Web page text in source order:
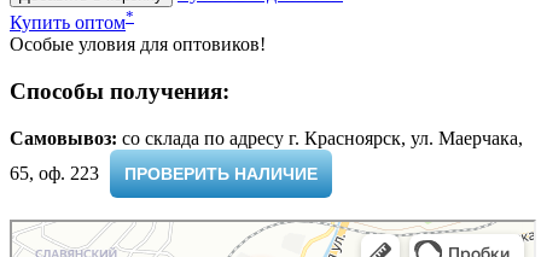
Купить оптом*
Особые уловия для оптовиков!
Способы получения:
Самовывоз: cо склада по адресу г. Красноярск, ул. Маерчака,
65, оф. 223 ​
ПРОВЕРИТЬ НАЛИЧИЕ